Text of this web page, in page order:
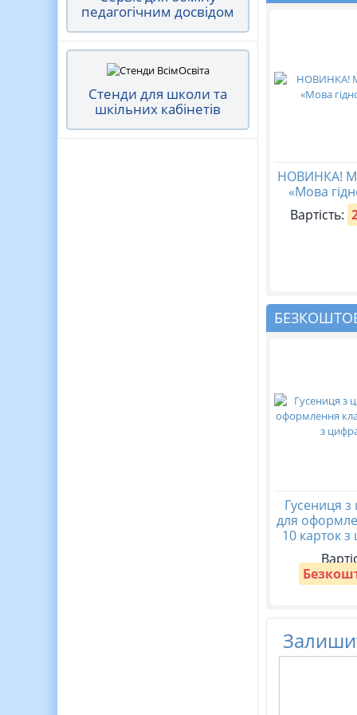
педагогічним досвідом
Стенди для школи та
шкільних кабінетів
НОВИНКА!
«Мова
Вартість:
Гусениця
для
10 карток